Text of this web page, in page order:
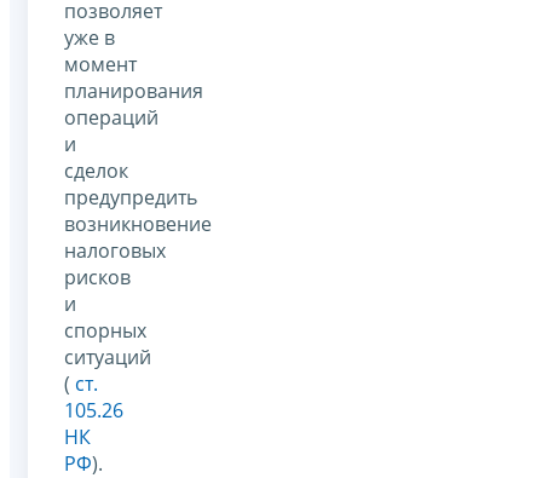
позволяет
уже в
момент
планирования
операций
и
сделок
предупредить
возникновение
налоговых
рисков
и
спорных
ситуаций
( ст.
105.26
НК
РФ).